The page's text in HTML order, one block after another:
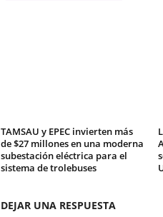
TAMSAU y EPEC invierten más
de $27 millones en una moderna
subestación eléctrica para el
sistema de trolebuses
DEJAR UNA RESPUESTA